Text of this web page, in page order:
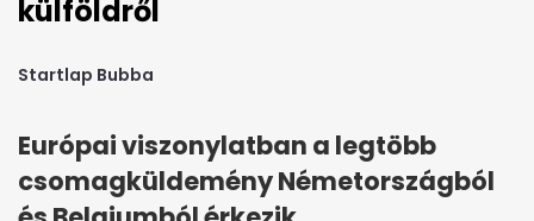
külföldről
Startlap Bubba
Európai viszonylatban a legtöbb
csomagküldemény Németországból